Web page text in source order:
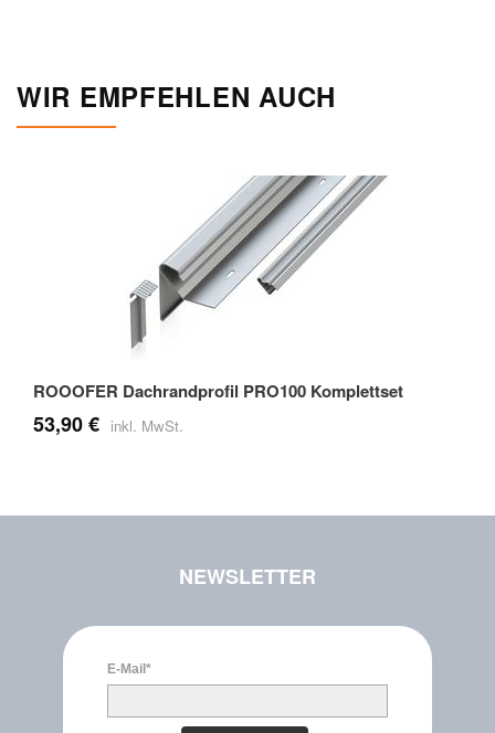
WIR EMPFEHLEN AUCH
ROOOFER Dachrandprofil PRO100 Komplettset
53,90 €
NEWSLETTER
E-Mail*